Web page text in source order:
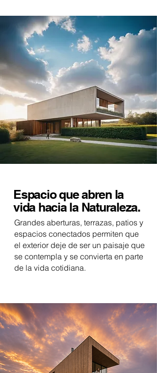
Espacio que abren la
vida hacia la Naturaleza.
Grandes aberturas, terrazas, patios y
espacios conectados permiten que
el exterior deje de ser un paisaje que
se contempla y se convierta en parte
de la vida cotidiana.